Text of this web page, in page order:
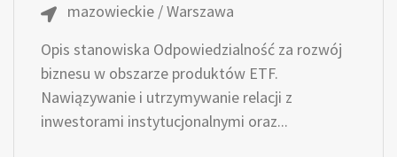
mazowieckie / Warszawa
Opis stanowiska Odpowiedzialność za rozwój
biznesu w obszarze produktów ETF.
Nawiązywanie i utrzymywanie relacji z
inwestorami instytucjonalnymi oraz...